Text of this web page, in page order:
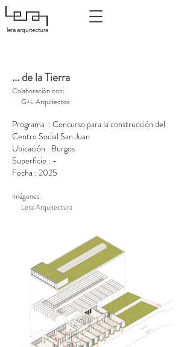
lera arquitectura
... de la Tierra
Colaboración con:
G+L Arquitectos
Programa : Concurso para la construcción del
Centro Social San Juan
Ubicación : Burgos
Superficie : -
Fecha : 2025
Imágenes :
Lera Arquitectura